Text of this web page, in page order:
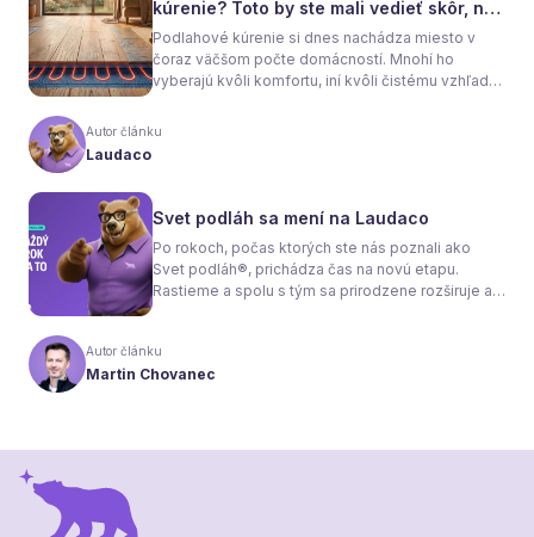
kúrenie? Toto by ste mali vedieť skôr, než
sa rozhodnete
Podlahové kúrenie si dnes nachádza miesto v
čoraz väčšom počte domácností. Mnohí ho
vyberajú kvôli komfortu, iní kvôli čistému vzhľadu
nielen na pocit tepla v miestnosti, ale aj na
spotrebu energie a celkové fungovanie kúrenia.
Autor článku
Laudaco
Svet podláh sa mení na Laudaco
Po rokoch, počas ktorých ste nás poznali ako
Svet podláh®, prichádza čas na novú etapu.
Rastieme a spolu s tým sa prirodzene rozširuje aj
vizuálnou identitou. Naším cieľom je, aby každý
váš krok stál za to.
Autor článku
Martin Chovanec